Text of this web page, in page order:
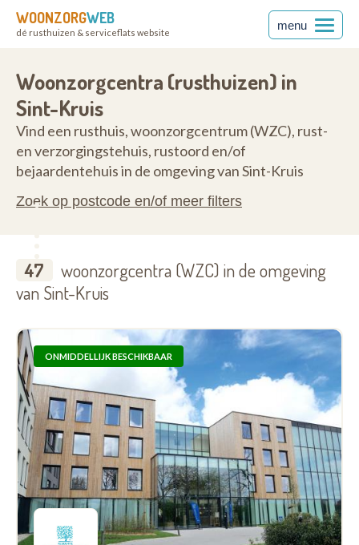
WOONZORGWEB
dé rusthuizen & serviceflats website
menu
Woonzorgcentra (rusthuizen) in
Sint-Kruis
Vind een rusthuis, woonzorgcentrum (WZC), rust-
en verzorgingstehuis, rustoord en/of
bejaardentehuis in de omgeving van Sint-Kruis
Zoek op postcode en/of meer filters
47
woonzorgcentra (WZC) in de omgeving
van Sint-Kruis
ONMIDDELLIJK BESCHIKBAAR